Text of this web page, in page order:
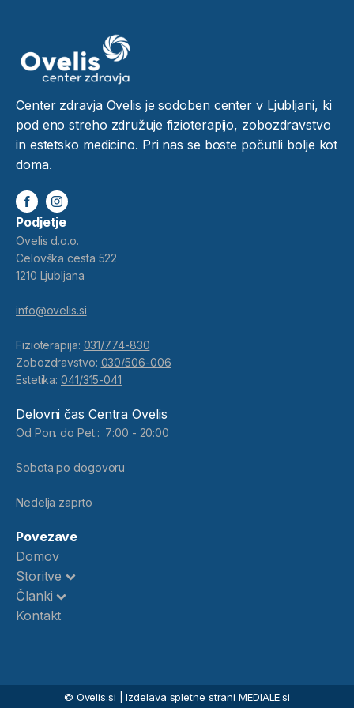
Center zdravja Ovelis je sodoben center v Ljubljani, ki
pod eno streho združuje fizioterapijo, zobozdravstvo
in estetsko medicino. Pri nas se boste počutili bolje kot
doma.
Podjetje
Ovelis d.o.o.
Celovška cesta 522
1210 Ljubljana
info@ovelis.si
Fizioterapija: 031/774-830
Zobozdravstvo: 030/506-006
Estetika:041/315-041
Delovni čas Centra Ovelis
Od Pon. do Pet.: 7:00 - 20:00
Sobota po dogovoru
Nedelja zaprto
Povezave
Domov
Storitve
Članki
Kontakt
© Ovelis.si | Izdelava spletne strani MEDIALE.si